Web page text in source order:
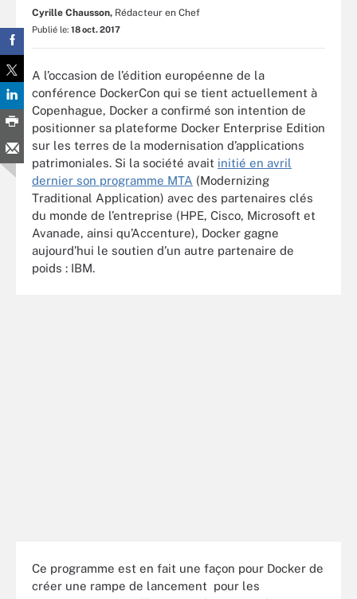
Cyrille Chausson, Rédacteur en Chef
Publié le: 18 oct. 2017
A l’occasion de l’édition européenne de la
conférence DockerCon qui se tient actuellement à
Copenhague, Docker a confirmé son intention de
positionner sa plateforme Docker Enterprise Edition
sur les terres de la modernisation d’applications
patrimoniales. Si la société avait initié en avril
dernier son programme MTA (Modernizing
Traditional Application) avec des partenaires clés
du monde de l’entreprise (HPE, Cisco, Microsoft et
Avanade, ainsi qu’Accenture), Docker gagne
aujourd’hui le soutien d’un autre partenaire de
poids : IBM.
Ce programme est en fait une façon pour Docker de
créer une rampe de lancement pour les